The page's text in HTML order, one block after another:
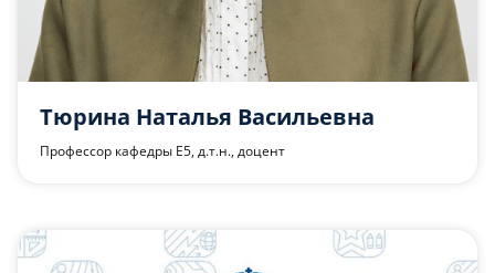
Тюрина Наталья Васильевна
Профессор кафедры Е5, д.т.н., доцент